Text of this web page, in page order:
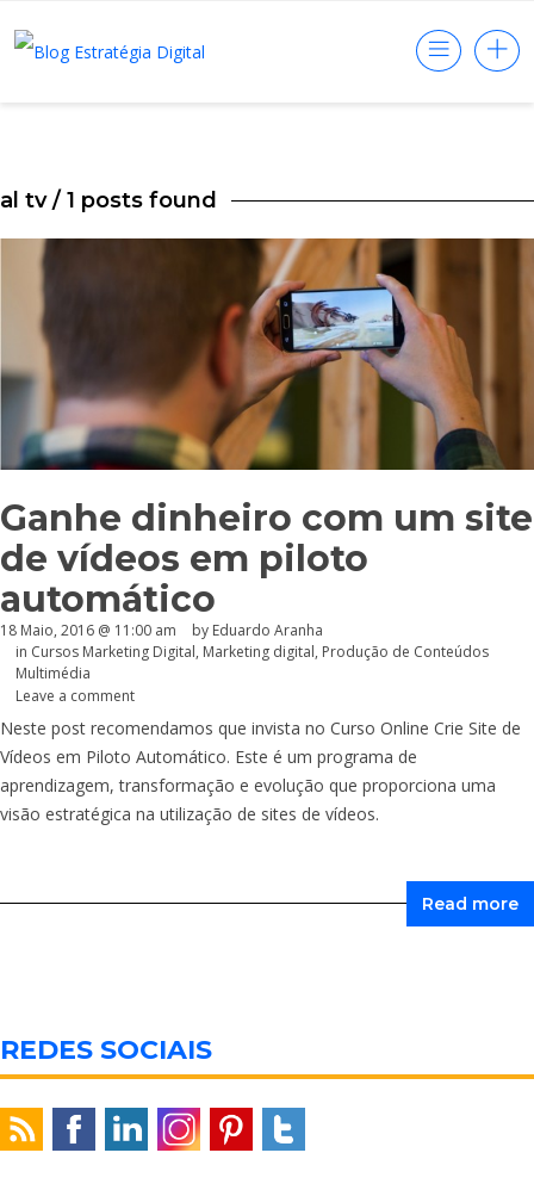
al tv/ 1 posts found
Ganhe dinheiro com um site
de vídeos em piloto
automático
18 Maio, 2016 @ 11:00 am by Eduardo Aranha
in Cursos Marketing Digital, Marketing digital, Produção de Conteúdos
Multimédia
Leave a comment
Neste post recomendamos que invista no Curso Online Crie Site de
Vídeos em Piloto Automático. Este é um programa de
aprendizagem, transformação e evolução que proporciona uma
visão estratégica na utilização de sites de vídeos.
Read more
REDES SOCIAIS